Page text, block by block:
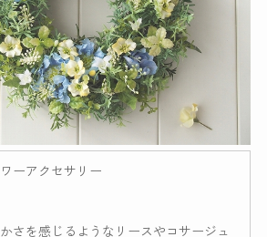
ーアクセサリー
さを感じるようなリースやコサージュ